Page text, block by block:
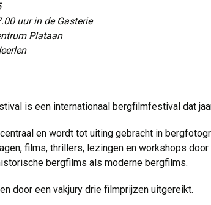
uur in de Gasterie
Plataan
is een internationaal bergfilmfestival dat
centraal en wordt tot uiting gebracht in
films, thrillers, lezingen en workshops
bergfilms als moderne bergfilms.
door een vakjury drie filmprijzen uitgereikt.